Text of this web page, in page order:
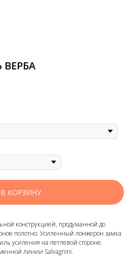
В КОРЗИНУ
конструкцией, продуманной до
полотно. Усиленный лонжерон замка
усиления на петлевой стороне.
линии Salvagnini.